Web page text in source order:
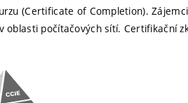
(Certificate of Completion).
počítačových sítí. Certifikační